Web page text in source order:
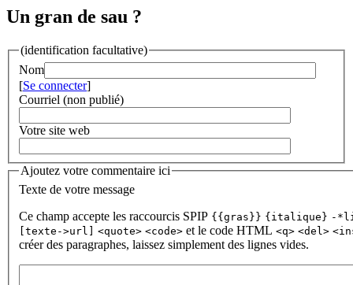
Un gran de sau ?
(identification facultative)
Nom
[Se connecter]
Courriel (non publié)
Votre site web
Ajoutez votre commentaire ici
Texte de votre message
Ce champ accepte les raccourcis SPIP {{gras}} {italique} -
[texte->url] <quote> <code> et le code HTML <q> <del>
créer des paragraphes, laissez simplement des lignes vides.